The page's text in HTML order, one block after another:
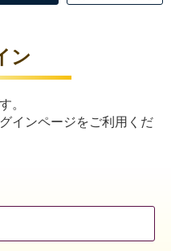
ン
。
インページをご利用くだ